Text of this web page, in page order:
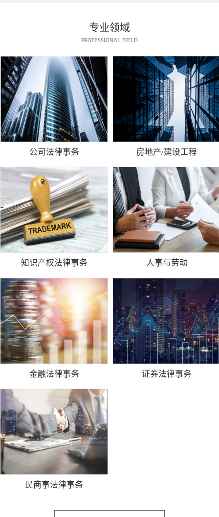
专业领域
PROFESSIONAL FIELD
公司法律事务 房地产/建设工程
知识产权法律事务 人事与劳动
金融法律事务 证券法律事务
民商事法律事务